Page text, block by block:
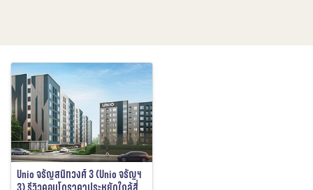
Unio จรัญสนิทวงศ์ 3 (Unio จรัญฯ